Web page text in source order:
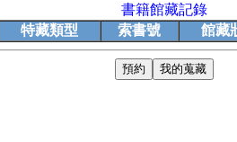
書籍館藏記錄
特藏類型 索書號 館藏